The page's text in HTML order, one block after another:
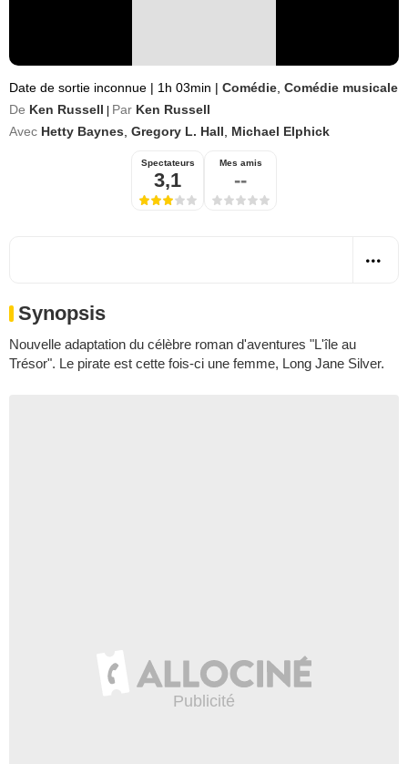
Date de sortie inconnue | 1h 03min | Comédie Comédie musicale
De Ken Russell Par Ken Russell
Avec Hetty Baynes Gregory L. Hall Michael Elphick
Spectateurs
3,1
Mes amis
--
Synopsis
Nouvelle adaptation du célèbre roman d'aventures "L'île au
Trésor". Le pirate est cette fois-ci une femme, Long Jane Silver.